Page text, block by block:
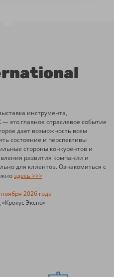
инструмента,
это главное отраслевое событие
дает возможность всем
состояние и перспективы
стороны конкурентов и
развития компании и
для клиентов. Ознакомиться с
здесь >>>
2026 года
Экспо»